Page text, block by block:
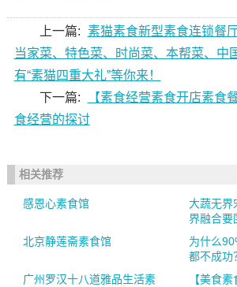
上一篇: 素猫素食新型素食连锁餐
当家菜、特色菜、时尚菜、本帮菜、中
有“素猫四重大礼”等你来！
下一篇:
【素食经营素食开店素食
食经营的探讨
相关推荐
感恩心素食馆
大蔬无界
界融合要
北京静莲斋素食馆
为什么
都不成功
广州罗汉十八道雅品生活素
【美食